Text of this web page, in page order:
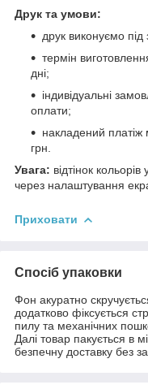
Друк та умови:
друк виконуємо
термін
дні;
індивідуальні
оплати;
накладений
грн.
Увага: відтінок
через налаштування
Приховати
Спосіб упаковки
Фон акуратно
додатково фіксується
пилу та механічних
Далі товар пакується в
безпечну доставку без